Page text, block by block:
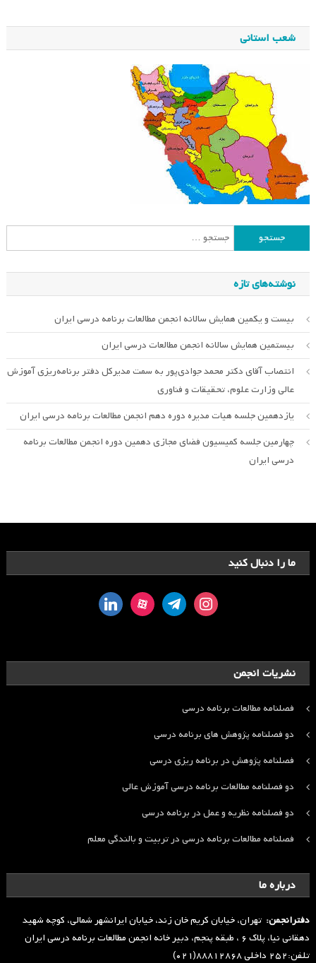
شعب استانی
جستجو
برای:
نوشته‌های تازه
بیست و یکمین همایش سالانه انجمن مطالعات برنامه درسی ایران
بیستمین همایش سالانه انجمن مطالعات درسی ایران
انتصاب آقای دکتر محمد جوادی‌پور به سمت مدیرکل دفتر برنامه‌ریزی آموزش
عالی وزارت علوم، تحقیقات و فناوری
یازدهمین جلسه هیات مدیره دوره دهم انجمن مطالعات برنامه درسی ایران
چهارمین جلسه کمیسیون فضای مجازی دهمین دوره انجمن مطالعات برنامه
درسی ایران
ما را دنبال کنید
instagram
telegram
aparat
linkedin
نشریات انجمن
فصلنامه مطالعات برنامه درسی
دو فصلنامه پژوهش های برنامه درسی
فصلنامه پژوهش در برنامه ریزی درسی
دو فصلنامه مطالعات برنامه درسی آموزش عالی
دو فصلنامه نظریه و عمل در برنامه درسی
فصلنامه مطالعات برنامه درسی در تربیت و بالندگی معلم
درباره ما
دفترانجمن: تهران، خیابان کریم خان زند، خیابان ایرانشهر شمالی، کوچه شهید
دهقانی نیا، پلاک ۶ ، طبقه پنجم، دبیر خانه انجمن مطالعات برنامه درسی ایران
تلفن:۲۵۲ داخلی ۸۸۸۱۲۸۶۸(۰۲۱)